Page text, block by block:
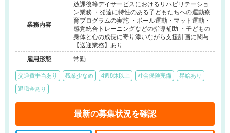
業務内容
放課後等デイサービスにおけるリハビリテーショ
ン業務 ・発達に特性のある子どもたちへの運動療
育プログラムの実施 ・ボール運動・マット運動・
感覚統合トレーニングなどの指導補助 ・子どもの
身体と心の成長に寄り添いながら支援計画に関与
【送迎業務】あり
雇用形態
常勤
交通費手当あり 残業少なめ 4週8休以上 社会保険完備 昇給あり
退職金あり
最新の募集状況を確認